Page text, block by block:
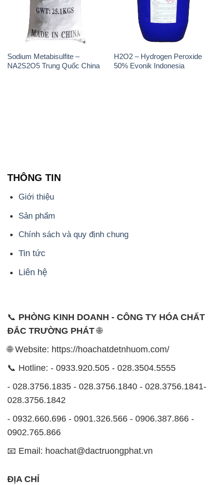
Sodium Metabisulfite –
NA2S2O5 Trung Quốc China
H2O2 – Hydrogen Peroxide
50% Evonik Indonesia
THÔNG TIN
Giới thiệu
Sản phẩm
Chính sách và quy định chung
Tin tức
Liên hệ
📞 PHÒNG KINH DOANH - CÔNG TY HÓA CHẤT
ĐẮC TRƯỜNG PHÁT🌐
🌐 Website: https://hoachatdetnhuom.com/
📞 Hotline: - 0933.920.505 - 028.3504.5555
- 028.3756.1835 - 028.3756.1840 - 028.3756.1841-
028.3756.1842
- 0932.660.696 - 0901.326.566 - 0906.387.866 -
0902.765.866
📧 Email: hoachat@dactruongphat.vn
ĐỊA CHỈ